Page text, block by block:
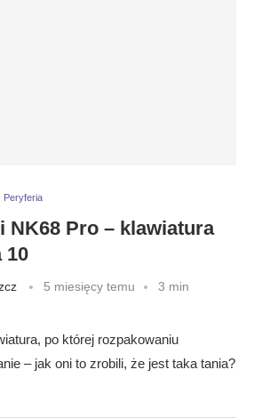
Peryferia
NK68 Pro – klawiatura
10
5 miesięcy temu
3 min
po której rozpakowaniu
– jak oni to zrobili, że jest taka tania?